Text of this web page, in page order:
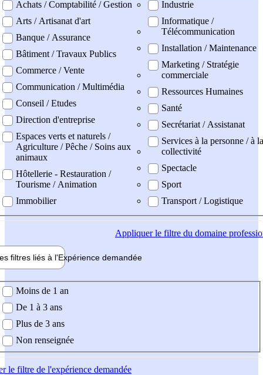
professionel
Achats / Comptabilité / Gestion
Arts / Artisanat d'art
Banque / Assurance
Bâtiment / Travaux Publics
Commerce / Vente
Communication / Multimédia
Conseil / Etudes
Direction d'entreprise
Espaces verts et naturels /
Agriculture / Pêche / Soins aux
animaux
Hôtellerie - Restauration /
Tourisme / Animation
Immobilier
Industrie
Informatique /
Télécommunication
Installation / Maintenance
Marketing / Stratégie
commerciale
Ressources Humaines
Santé
Secrétariat / Assistanat
Services à la personne / à la
collectivité
Spectacle
Sport
Transport / Logistique
Appliquerle filtre du domaine
filtres liés à l'Expérience demandée
demandée
Moins de 1 an
De 1 à 3 ans
Plus de 3 ans
Non renseignée
le filtre de l'expérience demandée